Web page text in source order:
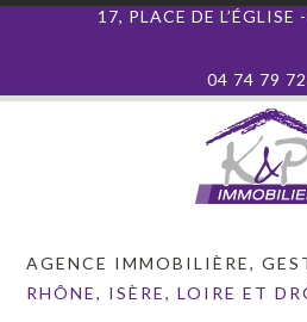
17, PLACE DE
04 74 79
AGENCE IMMOBILIÈRE,
RHÔNE, ISÈRE, LOIRE ET